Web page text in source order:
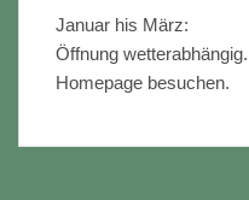
Januar his März:
Öffnung
Homepage besuchen.